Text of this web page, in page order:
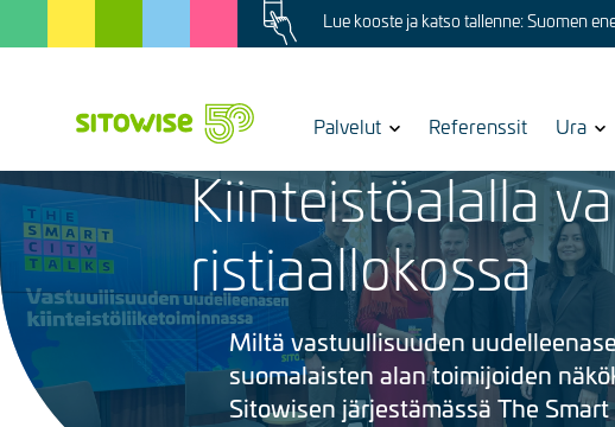
Image Lue kooste ja katso tallenne: Suomen
Show
for
Palvelut Referenssit
Show
for
Ura
Kuva
8.10.2025
Kiinteistöalalla
ristiaallokossa
Miltä vastuullisuuden
suomalaisten alan toimijoiden
Sitowisen järjestämässä The